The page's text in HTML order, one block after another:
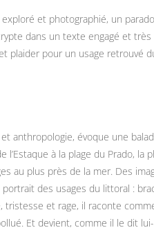
exploré et photographié, un
dans un texte engagé et
plaider pour un usage retrouvé
anthropologie, évoque une
l’Estaque à la plage du Prado, la
au plus près de la mer. Des
des usages du littoral :
tristesse et rage, il raconte
Et devient, comme il le dit